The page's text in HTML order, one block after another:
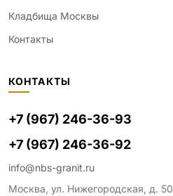
Кладбища Москвы
Контакты
КОНТАКТЫ
+7 (967) 246-36-93
+7 (967) 246-36-92
info@nbs-granit.ru
Москва, ул. Нижегородская, д. 50